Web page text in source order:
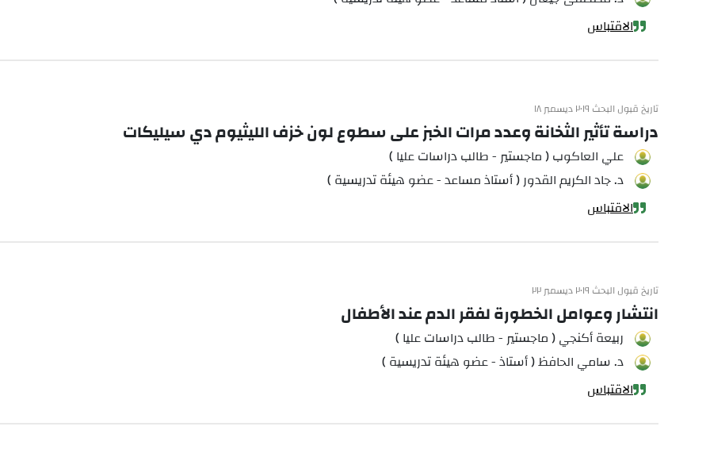
الاقتباس
تاريخ قبول البحث ٢٠١٩ ديسمبر ١٨
دراسة تأثير الثخانة وعدد مرات الخبز على سطوع لون خزف الليثيوم دي سيليكات
علي العاكوب ( ماجستير - طالب دراسات عليا )
د. جاد الكريم القدور ( أستاذ مساعد - عضو هيئة تدريسية )
الاقتباس
تاريخ قبول البحث ٢٠١٩ ديسمبر ٢٢
انتشار وعوامل الخطورة لفقر الدم عند الأطفال
ربيعة أكنجي ( ماجستير - طالب دراسات عليا )
د. سامي الحافظ ( أستاذ - عضو هيئة تدريسية )
الاقتباس